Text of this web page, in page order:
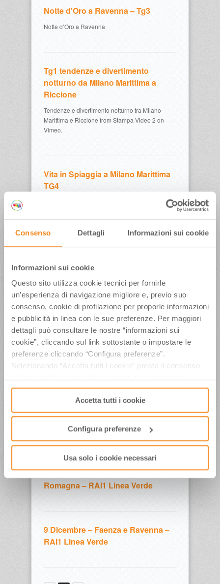
Consenso Dettagli Informazioni sui cookie
Informazioni sui cookie
Questo sito utilizza cookie tecnici per fornirle
un’esperienza di navigazione migliore e, previo suo
consenso, cookie di profilazione per proporle informazioni
e pubblicità in linea con le sue preferenze. Per maggiori
dettagli può consultare le nostre “informazioni sui
cookie”, cliccando sul link sottostante o impostare le
preferenze cliccando “Configura preferenze”.
Selezionando “Accetta tutti i cookie” presta il consenso
consenso cliccando su “Usa solo i cookie necessari” e
saranno attivati i soli cookie tecnici necessari al corretto
funzionamento del sito.
Accetta tutti i cookie
Configura preferenze
Usa solo i cookie necessari
Notte d'Oro a Ravenna – Tg3
Notte d’Oro a Ravenna
Tg1 tendenze e divertimento
notturno da Milano Marittima a
Riccione
Tendenze e divertimento notturno tra Milano
Marittima e Riccione from Stampa Video 2 on
Vimeo.
Vita in Spiaggia a Milano Marittima
TG4
A Milano Marittima Premio 5 stelle
Belpietro – Tg3 regionale
Ponte del 25 aprile in Riviera, tra la
moda più nuova a Riccione e le
migliori firme del giornalismo
italiano a Milano Marittima – Tg3
regionale
23 marzo – Ravenna e i suoi
mosaici antidoto alla Pasqua di
pioggia – TGR
9 Dicembre – Produzione Mele in
Romagna – RAI1 Linea Verde
9 Dicembre – Faenza e Ravenna –
RAI1 Linea Verde